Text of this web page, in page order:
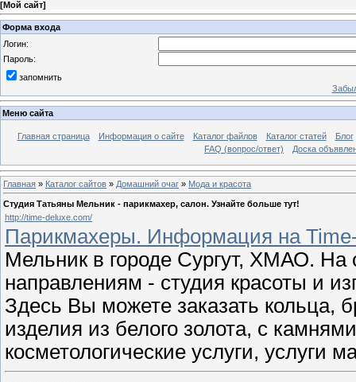
[Мой сайт]
Форма входа
Логин:
Пароль:
запомнить
Меню сайта
Главная страница Информация о сайте Каталог файлов Каталог статей
Блог
FAQ (вопрос/ответ)
Доска
Главная » Каталог сайтов » Домашний очаг » Мода и красота
Студия Татьяны Мельник - парикмахер, салон. Узнайте больше тут!
http://time-deluxe.com/
Парикмахеры. Информация на
Мельник в городе Сургут, ХМАО. На
направлениям - студия красоты и
Здесь Вы можете заказать кольца,
изделия из белого золота, с
косметологические услуги, услуги